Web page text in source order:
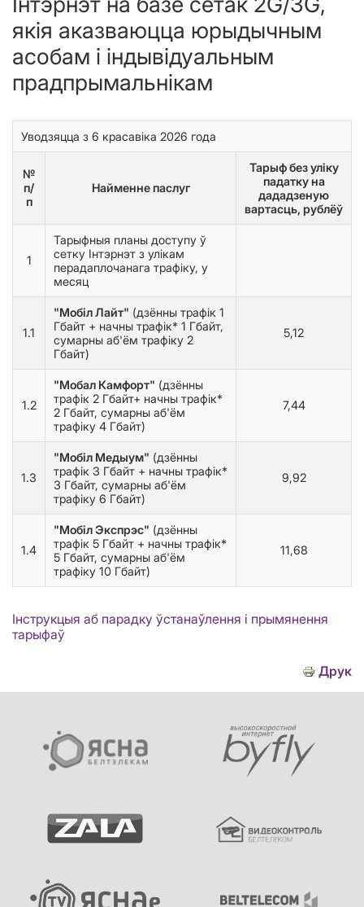
якія аказваюцца юрыдычным
асобам і індывідуальным
прадпрымальнікам
Уводзяцца з 6 красавіка 2026 года
№
п/
п
Найменне паслуг
Тарыф без уліку
падатку на
дададзеную
вартасць, рублёў
1
Тарыфныя планы доступу ў
сетку Інтэрнэт з улікам
перадаплочанага трафіку, у
месяц
1.1
"Мобіл Лайт" (дзённы трафік 1
Гбайт + начны трафік* 1 Гбайт,
сумарны аб'ём трафіку 2
Гбайт)
5,12
1.2
"Мобал Камфорт" (дзённы
трафік 2 Гбайт+ начны трафік*
2 Гбайт, сумарны аб'ём
трафіку 4 Гбайт)
7,44
1.3
"Мобіл Медыум" (дзённы
трафік 3 Гбайт + начны трафік*
3 Гбайт, сумарны аб'ём
трафіку 6 Гбайт)
9,92
1.4
"Мобіл Экспрэс" (дзённы
трафік 5 Гбайт + начны трафік*
5 Гбайт, сумарны аб'ём
трафіку 10 Гбайт)
11,68
Інструкцыя аб парадку ўстанаўлення і прымянення
тарыфаў
Друк